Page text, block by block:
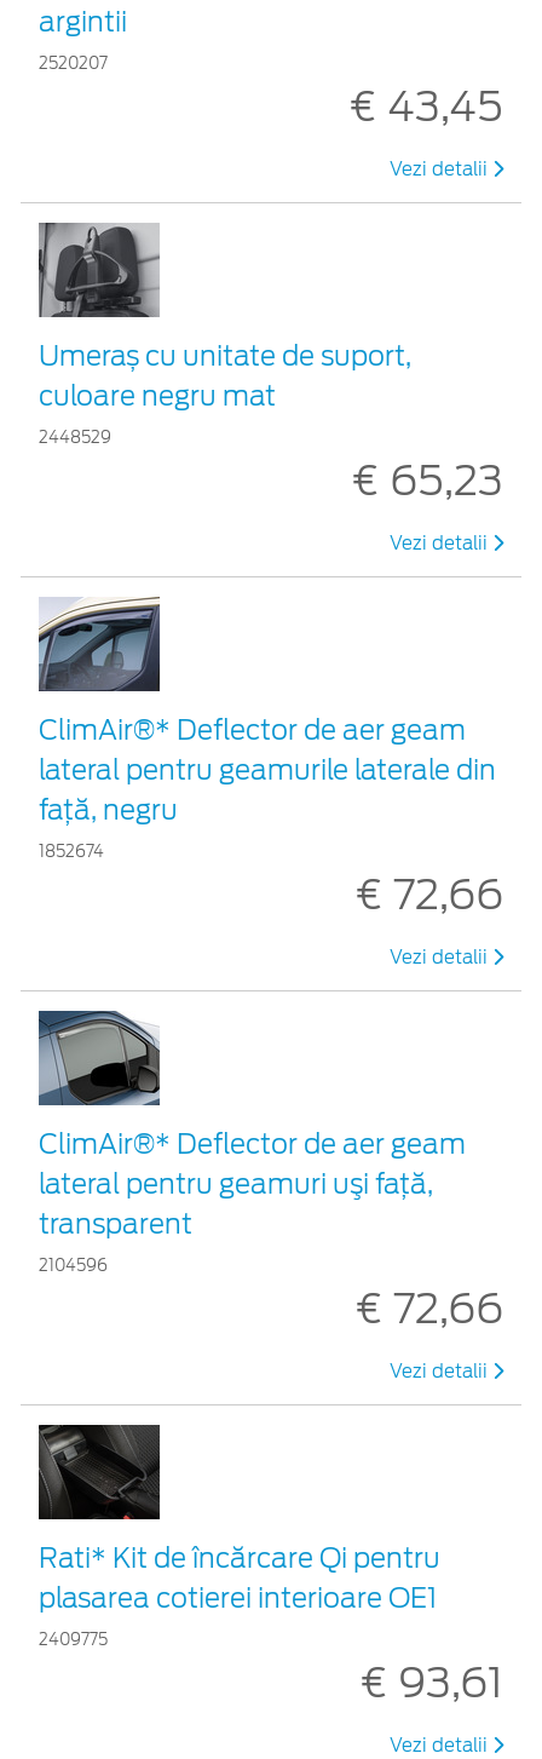
argintii
2520207
€ 43,45
Vezi detalii
Umeraș cu unitate de suport,
culoare negru mat
2448529
€ 65,23
Vezi detalii
ClimAir®* Deflector de aer geam
lateral pentru geamurile laterale din
faţă, negru
1852674
€ 72,66
Vezi detalii
ClimAir®* Deflector de aer geam
lateral pentru geamuri uşi faţă,
transparent
2104596
€ 72,66
Vezi detalii
Rati* Kit de încărcare Qi pentru
plasarea cotierei interioare OE1
2409775
€ 93,61
Vezi detalii